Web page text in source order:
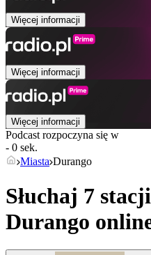
Więcej informacji
Więcej informacji
Więcej informacji
Podcast rozpoczyna się w
- 0 sek.
Miasta Durango
Słuchaj 7
Durango